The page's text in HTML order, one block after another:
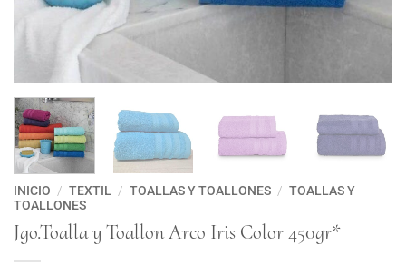
INICIO / TEXTIL / TOALLAS Y TOALLONES / TOALLAS Y
TOALLONES
Jgo.Toalla y Toallon Arco Iris Color 450gr*